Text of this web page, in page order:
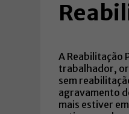
A Reabilitação
trabalhador,
sem
agravamento
mais estiver